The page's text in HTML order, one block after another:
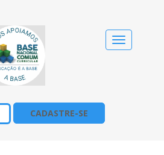
Alternar
navegação
CADASTRE-SE